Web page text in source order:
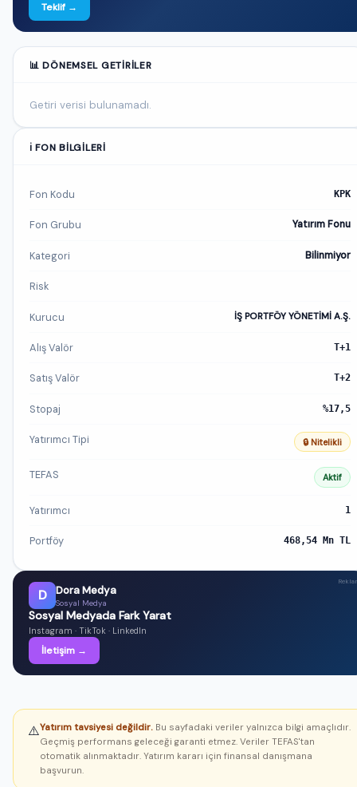
Teklif →
📊 DÖNEMSEL GETIRILER
Getiri verisi bulunamadı.
ℹ️ FON BILGILERI
Fon Kodu KPK
Fon Grubu Yatırım Fonu
Kategori Bilinmiyor
Risk
Kurucu İŞ PORTFÖY YÖNETİMİ A.Ş.
Alış Valör T+1
Satış Valör T+2
Stopaj %17,5
Yatırımcı Tipi 🔒 Nitelikli
TEFAS Aktif
Yatırımcı 1
Portföy 468,54 Mn TL
D Dora Medya
Sosyal Medya
Sosyal Medyada Fark Yarat
Instagram · TikTok · LinkedIn
İletişim →
⚠️Yatırım tavsiyesi değildir. Bu sayfadaki veriler yalnızca bilgi amaçlıdır.
Geçmiş performans geleceği garanti etmez. Veriler TEFAS'tan
otomatik alınmaktadır. Yatırım kararı için finansal danışmana
başvurun.